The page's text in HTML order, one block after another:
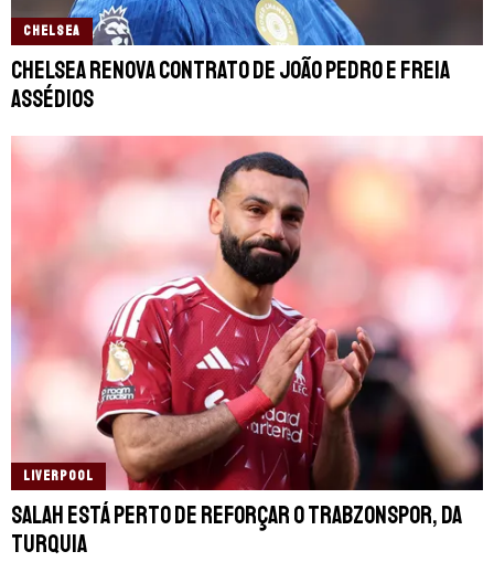
CHELSEA
Chelsea renova contrato de João Pedro e freia
assédios
LIVERPOOL
Salah está perto de reforçar o Trabzonspor, da
Turquia